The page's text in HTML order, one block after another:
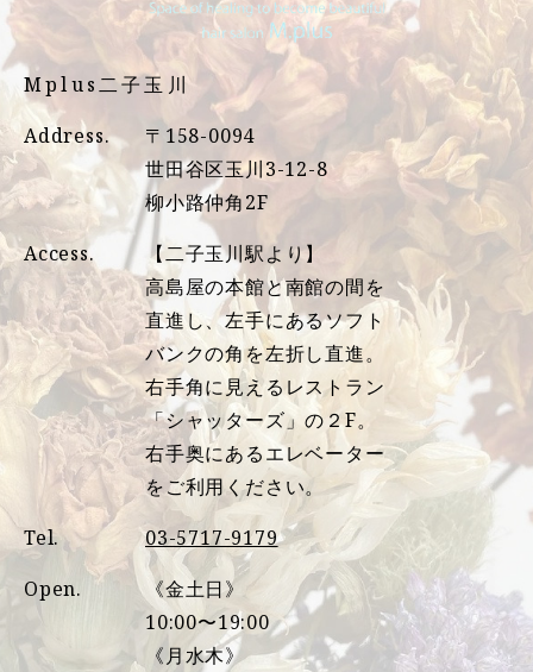
Mplus二子玉川
Address.
〒158-0094
世田谷区玉川3-12-8
柳小路仲角2F
Access.
【二子玉川駅より】
高島屋の本館と南館の間を
直進し、左手にあるソフト
バンクの角を左折し直進。
右手角に見えるレストラン
「シャッターズ」の２F。
右手奥にあるエレベーター
をご利用ください。
Tel.
03-5717-9179
Open.
《金土日》
10:00〜19:00
《月水木》